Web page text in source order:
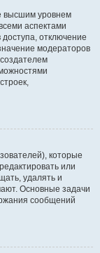
высшим уровнем
аспектами
отключение
модераторов
которые
или
удалять и
Основные задачи
сообщений